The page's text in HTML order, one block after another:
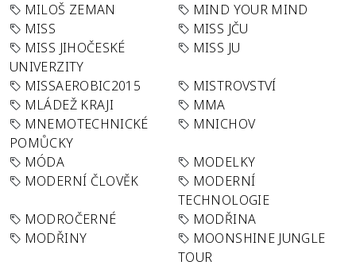
MILOŠ ZEMAN
MIND YOUR MIND
MISS
MISS JČU
MISS JIHOČESKÉ
UNIVERZITY
MISS JU
MISSAEROBIC2015
MISTROVSTVÍ
MLÁDEŽ KRAJI
MMA
MNEMOTECHNICKÉ
POMŮCKY
MNICHOV
MÓDA
MODELKY
MODERNÍ ČLOVĚK
MODERNÍ
TECHNOLOGIE
MODROČERNÉ
MODŘINA
MODŘINY
MOONSHINE JUNGLE
TOUR